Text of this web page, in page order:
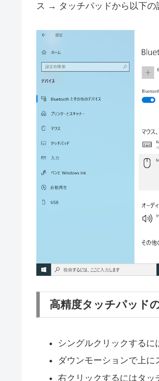
ス → タッチパッドから以下の
高精度タッチパッド
シングルクリックする
ダウンモーションで上に
右クリックするにはタッ